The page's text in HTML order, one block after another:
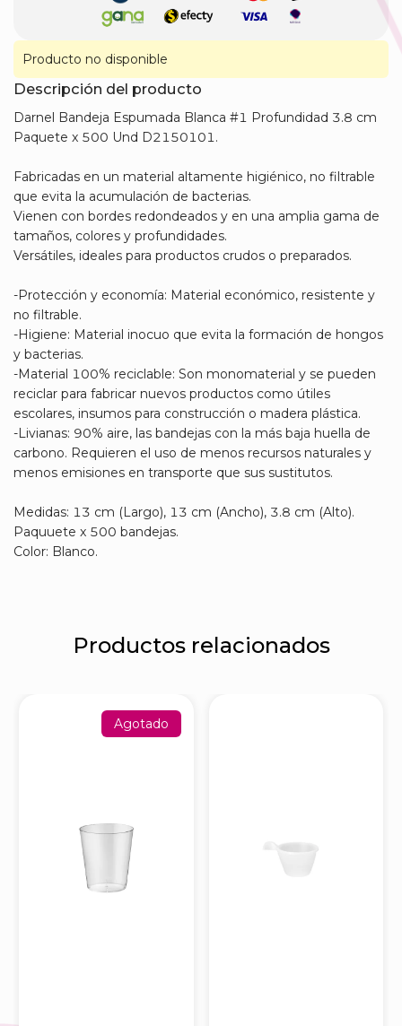
Producto no disponible
Descripción del producto
Darnel Bandeja Espumada Blanca #1 Profundidad 3.8 cm
Paquete x 500 Und D2150101.
Fabricadas en un material altamente higiénico, no filtrable
que evita la acumulación de bacterias.
Vienen con bordes redondeados y en una amplia gama de
tamaños, colores y profundidades.
Versátiles, ideales para productos crudos o preparados.
-Protección y economía: Material económico, resistente y
no filtrable.
-Higiene: Material inocuo que evita la formación de hongos
y bacterias.
-Material 100% reciclable: Son monomaterial y se pueden
reciclar para fabricar nuevos productos como útiles
escolares, insumos para construcción o madera plástica.
-Livianas: 90% aire, las bandejas con la más baja huella de
carbono. Requieren el uso de menos recursos naturales y
menos emisiones en transporte que sus sustitutos.
Medidas: 13 cm (Largo), 13 cm (Ancho), 3.8 cm (Alto).
Paquuete x 500 bandejas.
Color: Blanco.
Productos relacionados
Agotado